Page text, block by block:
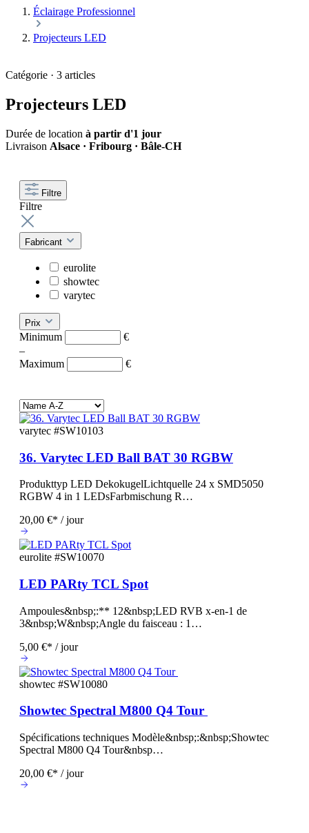
Éclairage Professionnel
Projecteurs LED
Catégorie · 3 articles
Projecteurs LED
Durée de location à partir d'1 jour
Livraison Alsace · Fribourg · Bâle-CH
Filtre
Filtre
Fabricant
eurolite
showtec
varytec
Prix
Minimum
€
–
Maximum
€
varytec #SW10103
36. Varytec LED Ball BAT 30 RGBW
Produkttyp LED DekokugelLichtquelle 24 x SMD5050
RGBW 4 in 1 LEDsFarbmischung R…
20,00 €* / jour
eurolite #SW10070
LED PARty TCL Spot
Ampoules&nbsp;:** 12&nbsp;LED RVB x-en-1 de
3&nbsp;W&nbsp;Angle du faisceau : 1…
5,00 €* / jour
showtec #SW10080
Showtec Spectral M800 Q4 Tour
Spécifications techniques Modèle&nbsp;:&nbsp;Showtec
Spectral M800 Q4 Tour&nbsp…
20,00 €* / jour